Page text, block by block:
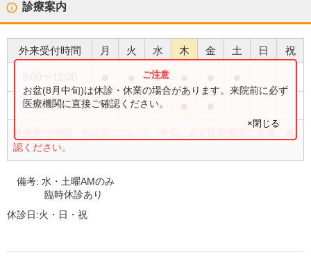
診療案内
外来受付時間 月 火 水 木 金 土 日 祝
●
16:30〜18:30 ●
外来受付時間・内容等について、事前に必ず医療機関に直接ご確
認ください。
お盆(8月中旬)は休診・休業の場合があります。来院前に必ず
医療機関に直接ご確認ください。
×閉じる
備考:水・土曜AMのみ
臨時休診あり
休診日:火・日・祝